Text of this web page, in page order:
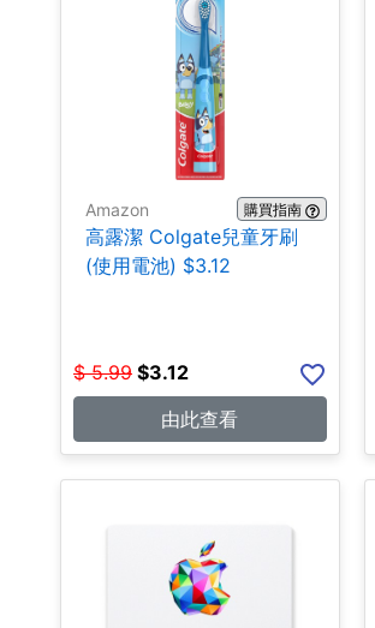
Amazon 購買指南
高露潔 Colgate兒童牙刷
(使用電池) $3.12
$ 5.99 $3.12
由此查看